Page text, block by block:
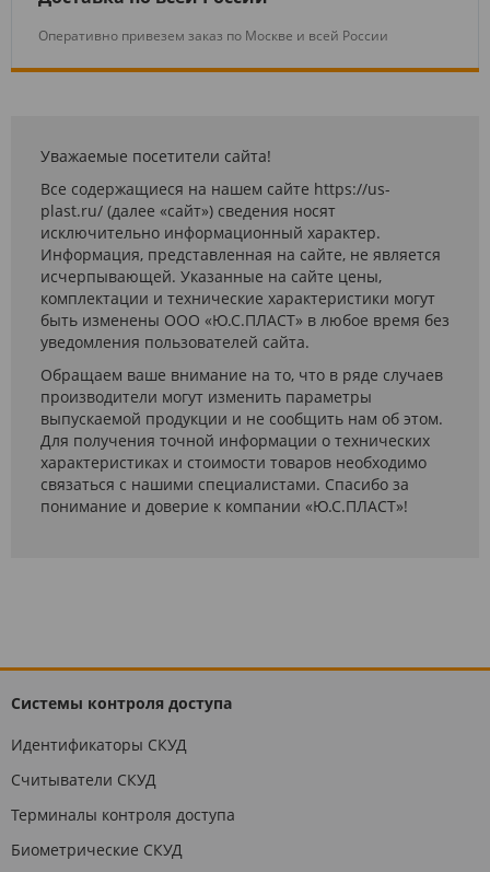
Оперативно привезем заказ по Москве и всей России
Уважаемые посетители сайта!
Все содержащиеся на нашем сайте https://us-
plast.ru/ (далее «сайт») сведения носят
исключительно информационный характер.
Информация, представленная на сайте, не является
исчерпывающей. Указанные на сайте цены,
комплектации и технические характеристики могут
быть изменены ООО «Ю.С.ПЛАСТ» в любое время без
уведомления пользователей сайта.
Обращаем ваше внимание на то, что в ряде случаев
производители могут изменить параметры
выпускаемой продукции и не сообщить нам об этом.
Для получения точной информации о технических
характеристиках и стоимости товаров необходимо
связаться с нашими специалистами. Спасибо за
понимание и доверие к компании «Ю.С.ПЛАСТ»!
Системы контроля доступа
Идентификаторы СКУД
Считыватели СКУД
Терминалы контроля доступа
Биометрические СКУД